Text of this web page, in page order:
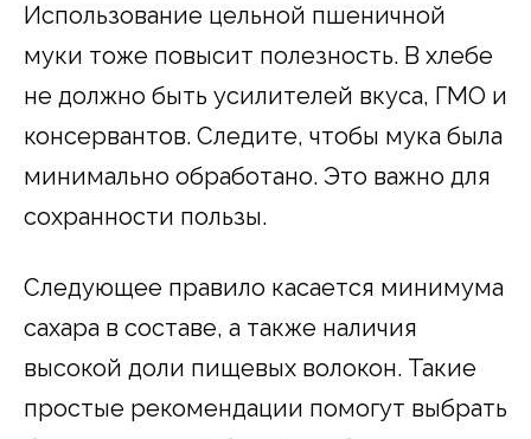
Использование цельной пшеничной
муки тоже повысит полезность. В хлебе
не должно быть усилителей вкуса, ГМО и
консервантов. Следите, чтобы мука была
минимально обработано. Это важно для
сохранности пользы.
Следующее правило касается минимума
сахара в составе, а также наличия
высокой доли пищевых волокон. Такие
простые рекомендации помогут выбрать